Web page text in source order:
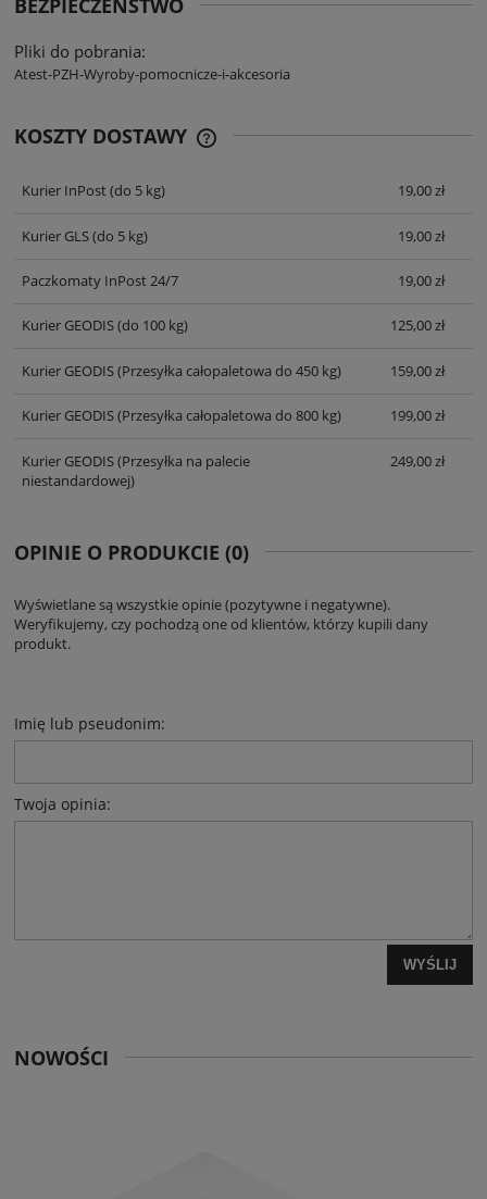
BEZPIECZEŃSTWO
Pliki do pobrania:
Atest-PZH-Wyroby-pomocnicze-i-akcesoria
KOSZTY DOSTAWY
Kurier InPost(do 5 kg) 19,00 zł
Kurier GLS(do 5 kg) 19,00 zł
Paczkomaty InPost 24/7 19,00 zł
Kurier GEODIS(do 100 kg) 125,00 zł
Kurier GEODIS(Przesyłka całopaletowa do 450 kg) 159,00 zł
Kurier GEODIS(Przesyłka całopaletowa do 800 kg) 199,00 zł
Kurier GEODIS(Przesyłka na palecie
niestandardowej)
249,00 zł
OPINIE O PRODUKCIE (0)
Wyświetlane są wszystkie opinie (pozytywne i negatywne).
Weryfikujemy, czy pochodzą one od klientów, którzy kupili dany
produkt.
Imię lub pseudonim:
Twoja opinia:
WYŚLIJ
NOWOŚCI